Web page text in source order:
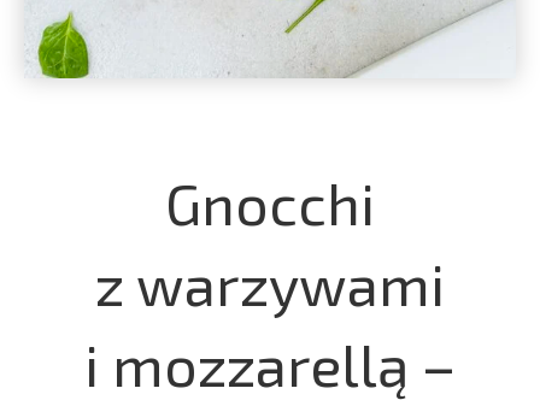
Gnocchi
z warzywami
i mozzarellą –